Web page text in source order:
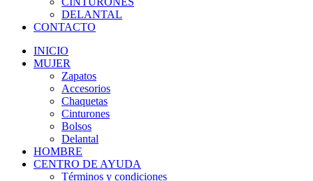
DELANTAL
CONTACTO
INICIO
MUJER
Zapatos
Accesorios
Chaquetas
Cinturones
Bolsos
Delantal
HOMBRE
CENTRO DE AYUDA
Términos y condiciones